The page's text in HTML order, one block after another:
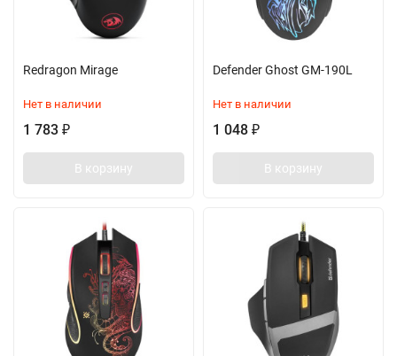
Redragon Mirage
Нет в наличии
1 783 ₽
В корзину
Defender Ghost GM-190L
Нет в наличии
1 048 ₽
В корзину